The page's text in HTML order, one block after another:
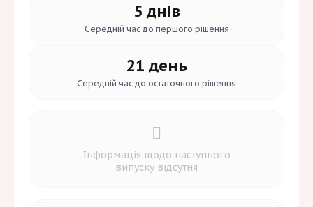
5 днів
Середній час до першого рішення
21 день
Середній час до остаточного рішення
Інформація щодо наступного
випуску відсутня